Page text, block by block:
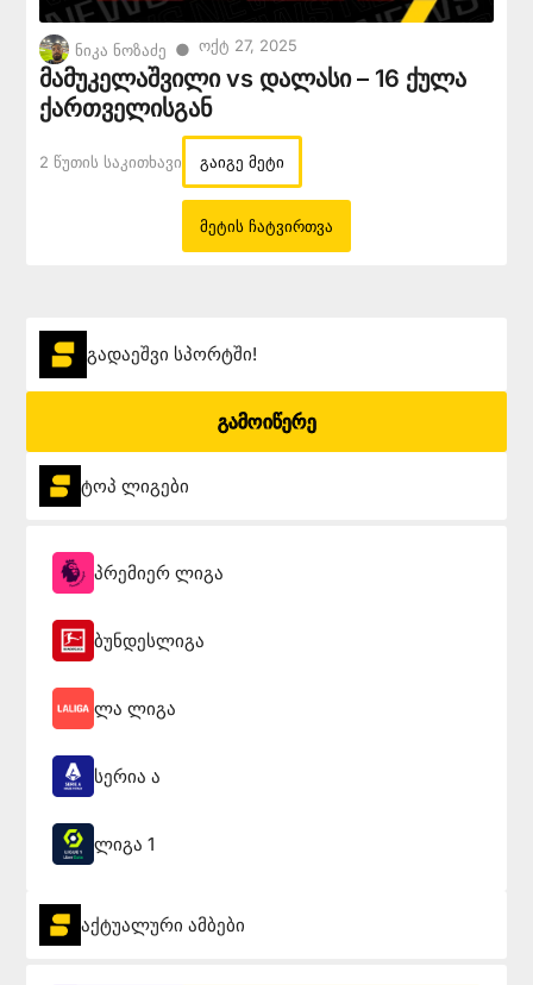
ნიკა ნოზაძე ● Ოქტ 27, 2025
მამუკელაშვილი vs დალასი – 16 ქულა
ქართველისგან
2 Წუთის Საკითხავი გაიგე მეტი
მეტის ჩატვირთვა
გადაეშვი სპორტში!
გამოიწერე
ტოპ ლიგები
პრემიერ ლიგა
ბუნდესლიგა
ლა ლიგა
სერია ა
ლიგა 1
აქტუალური ამბები